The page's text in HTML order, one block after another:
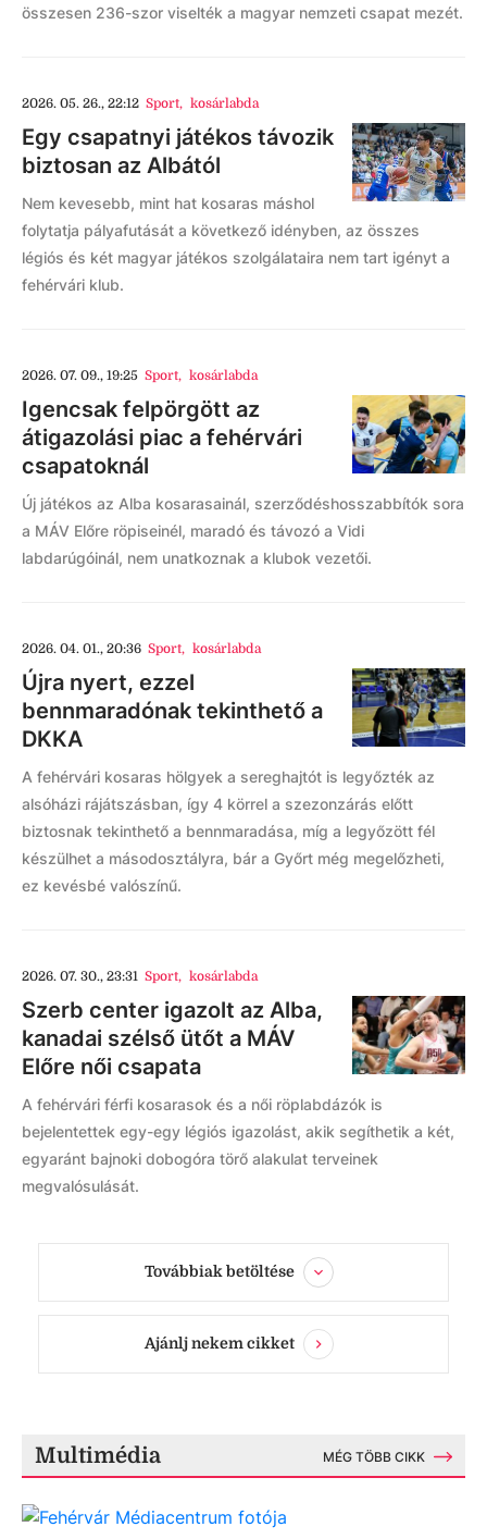
összesen 236-szor viselték a magyar nemzeti csapat mezét.
2026. 05. 26., 22:12 Sport, kosárlabda
Egy csapatnyi játékos távozik
biztosan az Albától
Nem kevesebb, mint hat kosaras máshol
folytatja pályafutását a következő idényben, az összes
légiós és két magyar játékos szolgálataira nem tart igényt a
fehérvári klub.
2026. 07. 09., 19:25 Sport, kosárlabda
Igencsak felpörgött az
átigazolási piac a fehérvári
csapatoknál
Új játékos az Alba kosarasainál, szerződéshosszabbítók sora
a MÁV Előre röpiseinél, maradó és távozó a Vidi
labdarúgóinál, nem unatkoznak a klubok vezetői.
2026. 04. 01., 20:36 Sport, kosárlabda
Újra nyert, ezzel
bennmaradónak tekinthető a
DKKA
A fehérvári kosaras hölgyek a sereghajtót is legyőzték az
alsóházi rájátszásban, így 4 körrel a szezonzárás előtt
biztosnak tekinthető a bennmaradása, míg a legyőzött fél
készülhet a másodosztályra, bár a Győrt még megelőzheti,
ez kevésbé valószínű.
2026. 07. 30., 23:31 Sport, kosárlabda
Szerb center igazolt az Alba,
kanadai szélső ütőt a MÁV
Előre női csapata
A fehérvári férfi kosarasok és a női röplabdázók is
bejelentettek egy-egy légiós igazolást, akik segíthetik a két,
egyaránt bajnoki dobogóra törő alakulat terveinek
megvalósulását.
Továbbiak betöltése
Ajánlj nekem cikket
Multimédia MÉG TÖBB CIKK